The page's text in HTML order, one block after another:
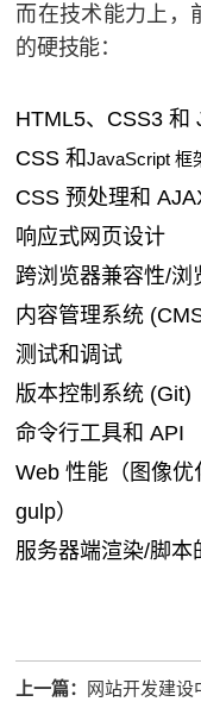
而在技术能力上，
的硬技能：
HTML5、CSS3 和
CSS 和JavaScript 框
CSS 预处理和
响应式网页设计
跨浏览器兼容性/浏
内容管理系统
测试和调试
版本控制系统 (Git)
命令行工具和 API
Web 性能（图像优
gulp）
服务器端渲染/脚本
上一篇： 网站开发建设